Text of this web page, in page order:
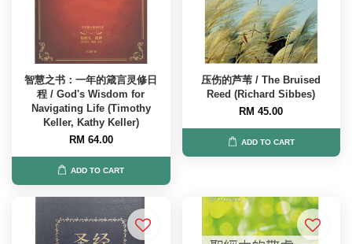
智慧之书：一年的箴言灵修日
程 / God's Wisdom for
Navigating Life (Timothy
Keller, Kathy Keller)
RM 64.00
ADD TO CART
压伤的芦苇 / The Bruised
Reed (Richard Sibbes)
RM 45.00
ADD TO CART